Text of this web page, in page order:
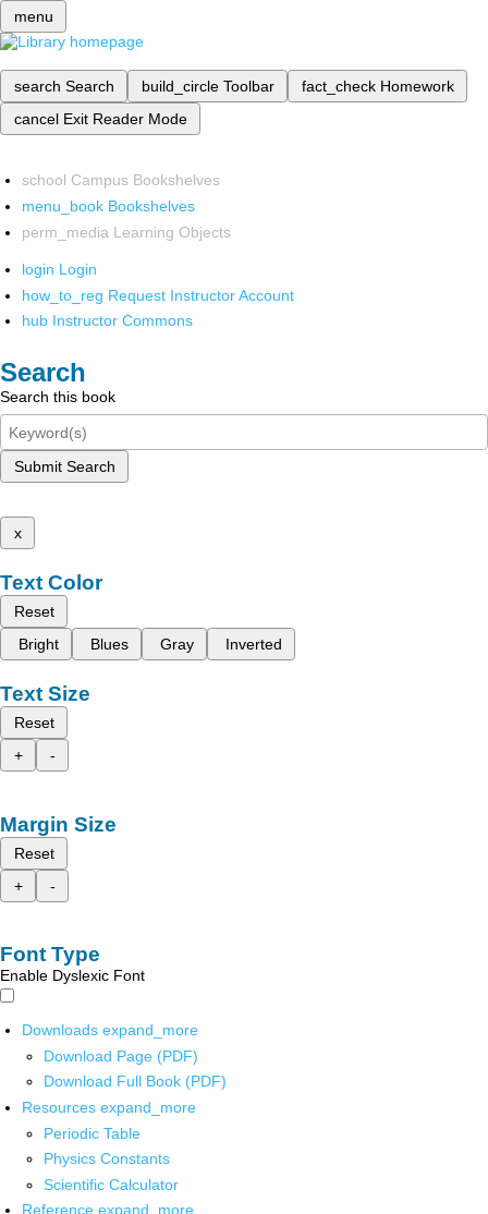
menu
search Search build_circle Toolbar fact_check Homework
cancel Exit Reader Mode
school Campus Bookshelves
menu_book Bookshelves
perm_media Learning Objects
login Login
how_to_reg Request Instructor Account
hub Instructor Commons
Search
Search this book
Submit Search
x
Text Color
Reset
Bright
Blues Gray Inverted
Text Size
Reset
+
-
Margin Size
Reset
+
-
Font Type
Enable Dyslexic Font
Downloads expand_more
Download Page (PDF)
Download Full Book (PDF)
Resources expand_more
Periodic Table
Physics Constants
Scientific Calculator
Reference expand_more